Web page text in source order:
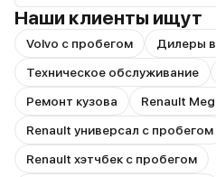
Наши клиенты ищут
Volvo с пробегом
Дилеры
Техническое обслуживание
Ремонт кузова
Renault
Renault универсал с пробегом
Renault хэтчбек с пробегом